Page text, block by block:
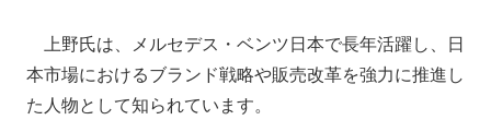
上野氏は、メルセデス・ベンツ日本で長年活躍し、日
本市場におけるブランド戦略や販売改革を強力に推進し
た人物として知られています。